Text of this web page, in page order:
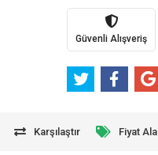
Güvenli Alışveriş
Karşılaştır Fiyat